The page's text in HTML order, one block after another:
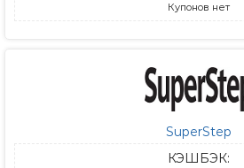
Купонов нет
SuperStep
КЭШБЭК: